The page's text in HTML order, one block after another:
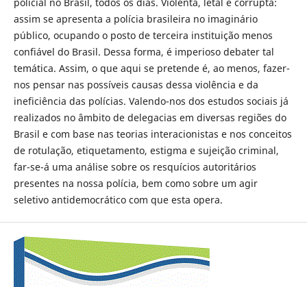
assim se apresenta a polícia brasileira no imaginário
público, ocupando o posto de terceira instituição menos
confiável do Brasil. Dessa forma, é imperioso debater tal
temática. Assim, o que aqui se pretende é, ao menos, fazer-
nos pensar nas possíveis causas dessa violência e da
ineficiência das polícias. Valendo-nos dos estudos sociais já
realizados no âmbito de delegacias em diversas regiões do
Brasil e com base nas teorias interacionistas e nos conceitos
de rotulação, etiquetamento, estigma e sujeição criminal,
far-se-á uma análise sobre os resquícios autoritários
presentes na nossa polícia, bem como sobre um agir
seletivo antidemocrático com que esta opera.